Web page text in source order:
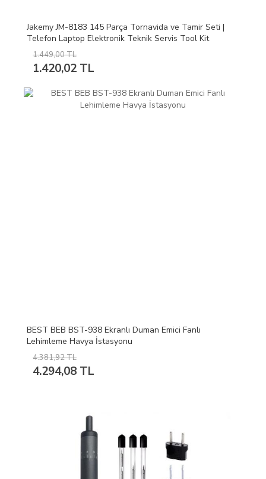
Jakemy JM-8183 145 Parça Tornavida ve Tamir Seti |
Telefon Laptop Elektronik Teknik Servis Tool Kit
1.449,00 TL
1.420,02 TL
BEST BEB BST-938 Ekranlı Duman Emici Fanlı
Lehimleme Havya İstasyonu
4.381,92 TL
4.294,08 TL